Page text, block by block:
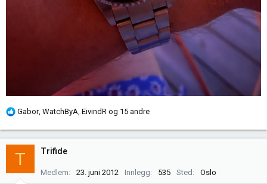
R
k
Gabor, WatchByA, EivindR og 15 andre
T Trifide
Medlem 23. juni 2012 Innlegg 535 Sted Oslo